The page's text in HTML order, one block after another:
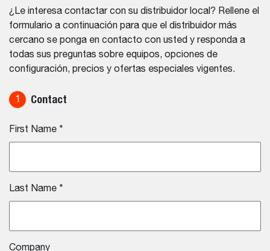
¿Le interesa contactar con su distribuidor local? Rellene el
formulario a continuación para que el distribuidor más
cercano se ponga en contacto con usted y responda a
todas sus preguntas sobre equipos, opciones de
configuración, precios y ofertas especiales vigentes.
1 Contact
First Name *
Last Name *
Company